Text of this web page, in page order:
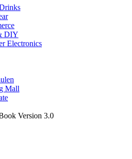
DIY
Electronics
Mall
Version 3.0